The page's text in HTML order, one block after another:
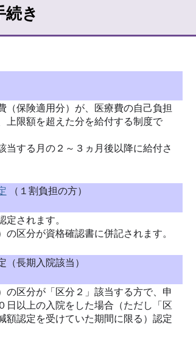
続き
（保険適用分）が、医療費の自己負担
上限額を超えた分を給付する制度で
当する月の２～３ヵ月後以降に給付さ
（１割負担の方）
されます。
区分が資格確認書に併記されます。
長期入院該当）
の区分が「区分２」該当する方で、申
日以上の入院をした場合（ただし「区
額認定を受けていた期間に限る）認定